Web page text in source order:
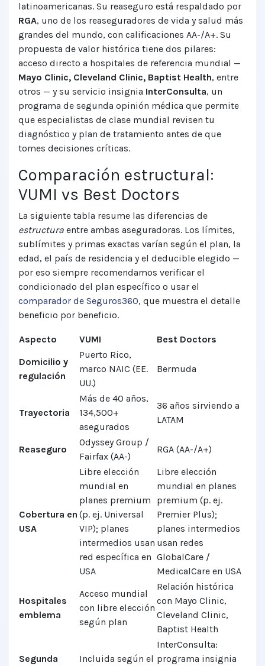
latinoamericanas. Su reaseguro está respaldado por
RGA, uno de los reaseguradores de vida y salud más
grandes del mundo, con calificaciones AA-/A+. Su
propuesta de valor histórica tiene dos pilares:
acceso directo a hospitales de referencia mundial —
Mayo Clinic, Cleveland Clinic, Baptist Health, entre
otros — y su servicio insignia InterConsulta, un
programa de segunda opinión médica que permite
que especialistas de clase mundial revisen tu
diagnóstico y plan de tratamiento antes de que
tomes decisiones críticas.
Comparación estructural:
VUMI vs Best Doctors
La siguiente tabla resume las diferencias de
estructura entre ambas aseguradoras. Los límites,
sublímites y primas exactas varían según el plan, la
edad, el país de residencia y el deducible elegido —
por eso siempre recomendamos verificar el
condicionado del plan específico o usar el
comparador de Seguros360, que muestra el detalle
beneficio por beneficio.
Aspecto VUMI
Best Doctors
Domicilio y
regulación
Puerto Rico,
marco NAIC (EE.
UU.)
Bermuda
Trayectoria
Más de 40 años,
134,500+
asegurados
36 años sirviendo a
LATAM
Reaseguro
Odyssey Group /
Fairfax (AA-)
RGA (AA-/A+)
Cobertura en
USA
Libre elección
mundial en
planes premium
(p. ej. Universal
VIP); planes
intermedios usan
red específica en
USA
Libre elección
mundial en planes
premium (p. ej.
Premier Plus);
planes intermedios
usan redes
GlobalCare /
MedicalCare en USA
Hospitales
emblema
Acceso mundial
con libre elección
según plan
Relación histórica
con Mayo Clinic,
Cleveland Clinic,
Baptist Health
Segunda
Incluida según el
InterConsulta:
programa insignia